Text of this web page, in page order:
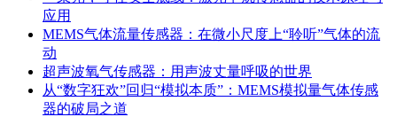
应用
MEMS气体流量传感器：在微小尺度上“聆听”气体的流
动
超声波氧气传感器：用声波丈量呼吸的世界
从“数字狂欢”回归“模拟本质”：MEMS模拟量气体传感
器的破局之道